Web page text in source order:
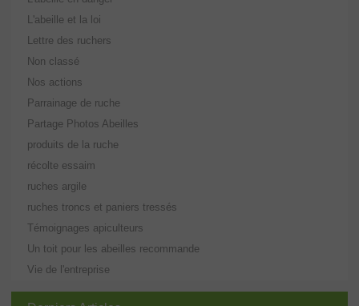
L'abeille et la loi
Lettre des ruchers
Non classé
Nos actions
Parrainage de ruche
Partage Photos Abeilles
produits de la ruche
récolte essaim
ruches argile
ruches troncs et paniers tressés
Témoignages apiculteurs
Un toit pour les abeilles recommande
Vie de l'entreprise